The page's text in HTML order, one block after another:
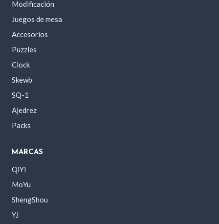
Modificación
Juegos de mesa
Accesorios
Puzzles
Clock
Skewb
SQ-1
Ajedrez
Packs
MARCAS
QiYi
MoYu
ShengShou
YJ